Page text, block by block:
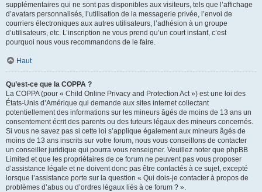
supplémentaires qui ne sont pas disponibles aux visiteurs, tels que l’affichage
d’avatars personnalisés, l’utilisation de la messagerie privée, l’envoi de
courriers électroniques aux autres utilisateurs, l’adhésion à un groupe
d’utilisateurs, etc. L’inscription ne vous prend qu’un court instant, c’est
pourquoi nous vous recommandons de le faire.
Haut
Qu’est-ce que la COPPA ?
La COPPA (pour « Child Online Privacy and Protection Act ») est une loi des
États-Unis d’Amérique qui demande aux sites internet collectant
potentiellement des informations sur les mineurs âgés de moins de 13 ans un
consentement écrit des parents ou des tuteurs légaux des mineurs concernés.
Si vous ne savez pas si cette loi s’applique également aux mineurs âgés de
moins de 13 ans inscrits sur votre forum, nous vous conseillons de contacter
un conseiller juridique qui pourra vous renseigner. Veuillez noter que phpBB
Limited et que les propriétaires de ce forum ne peuvent pas vous proposer
d’assistance légale et ne doivent donc pas être contactés à ce sujet, excepté
lorsque l’assistance porte sur la question « Qui dois-je contacter à propos de
problèmes d’abus ou d’ordres légaux liés à ce forum ? ».